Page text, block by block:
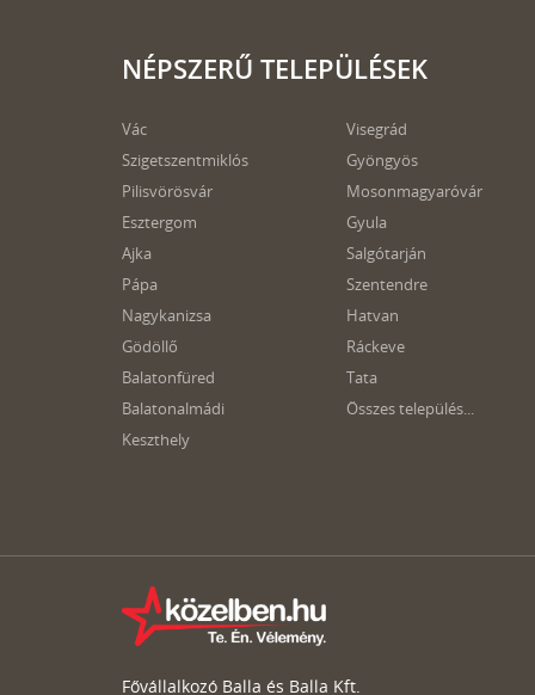
NÉPSZERŰ TELEPÜLÉSEK
Vác
Szigetszentmiklós
Pilisvörösvár
Esztergom
Ajka
Pápa
Nagykanizsa
Gödöllő
Balatonfüred
Balatonalmádi
Keszthely
Visegrád
Gyöngyös
Mosonmagyaróvár
Gyula
Salgótarján
Szentendre
Hatvan
Ráckeve
Tata
Összes település...
Fővállalkozó Balla és Balla Kft.